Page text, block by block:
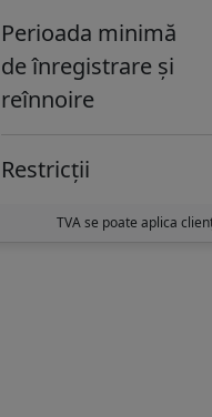
Perioada minimă
de înregistrare și
reînnoire
Restricții
TVA se poate aplica